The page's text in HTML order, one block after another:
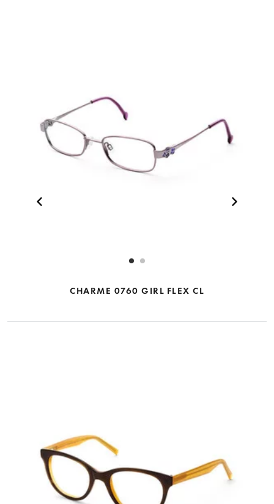
CHARME 0760 GIRL FLEX CL